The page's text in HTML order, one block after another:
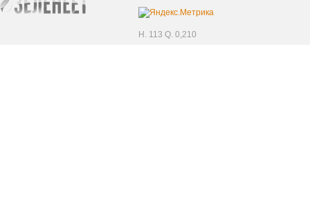
H. 113 Q. 0,210